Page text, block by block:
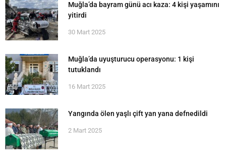
Muğla’da bayram günü acı kaza: 4 kişi yaşamını
yitirdi
30 Mart 2025
Muğla’da uyuşturucu operasyonu: 1 kişi
tutuklandı
16 Mart 2025
Yangında ölen yaşlı çift yan yana defnedildi
2 Mart 2025